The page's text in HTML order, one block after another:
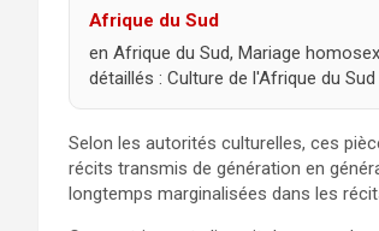
Afrique du Sud
en Afrique du Sud, Mariage
détaillés : Culture de l'Afrique du Sud
Selon les autorités culturelles, ces
récits transmis de génération en
longtemps marginalisées dans les